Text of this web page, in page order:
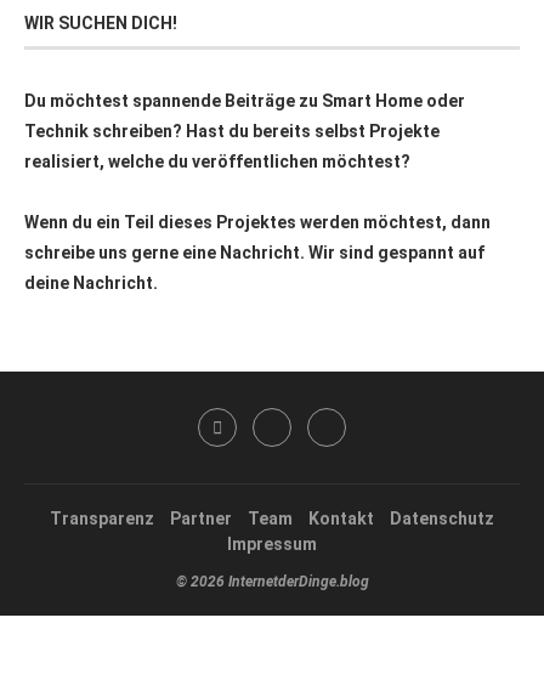
WIR SUCHEN DICH!
Du möchtest spannende Beiträge zu Smart Home oder
Technik schreiben? Hast du bereits selbst Projekte
realisiert, welche du veröffentlichen möchtest?
Wenn du ein Teil dieses Projektes werden möchtest, dann
schreibe uns gerne eine Nachricht. Wir sind gespannt auf
deine Nachricht.
Transparenz Partner Team Kontakt
Datenschutz
Impressum
© 2026 InternetderDinge.blog